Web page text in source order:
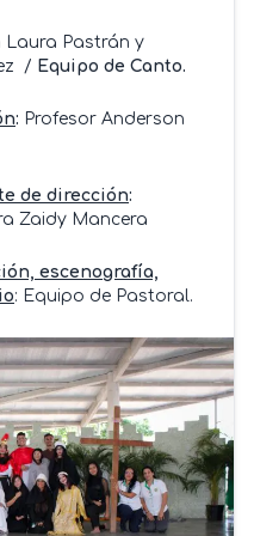
Pastrán y
/ Equipo de Canto.
: Profesor Anderson
de dirección:
Zaidy Mancera
escenografía,
: Equipo de Pastoral.